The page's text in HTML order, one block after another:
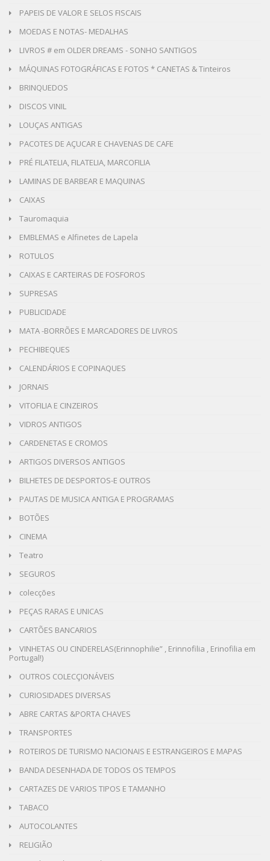
PAPEIS DE VALOR E SELOS FISCAIS
MOEDAS E NOTAS- MEDALHAS
LIVROS # em OLDER DREAMS - SONHO SANTIGOS
MÁQUINAS FOTOGRÁFICAS E FOTOS * CANETAS & Tinteiros
BRINQUEDOS
DISCOS VINIL
LOUÇAS ANTIGAS
PACOTES DE AÇUCAR E CHAVENAS DE CAFE
PRÉ FILATELIA, FILATELIA, MARCOFILIA
LAMINAS DE BARBEAR E MAQUINAS
CAIXAS
Tauromaquia
EMBLEMAS e Alfinetes de Lapela
ROTULOS
CAIXAS E CARTEIRAS DE FOSFOROS
SUPRESAS
PUBLICIDADE
MATA -BORRÕES E MARCADORES DE LIVROS
PECHIBEQUES
CALENDÁRIOS E COPINAQUES
JORNAIS
VITOFILIA E CINZEIROS
VIDROS ANTIGOS
CARDENETAS E CROMOS
ARTIGOS DIVERSOS ANTIGOS
BILHETES DE DESPORTOS-E OUTROS
PAUTAS DE MUSICA ANTIGA E PROGRAMAS
BOTÕES
CINEMA
Teatro
SEGUROS
colecções
PEÇAS RARAS E UNICAS
CARTÕES BANCARIOS
VINHETAS OU CINDERELAS(Erinnophilie” , Erinnofilia , Erinofilia em
Portugal!)
OUTROS COLECÇIONÁVEIS
CURIOSIDADES DIVERSAS
ABRE CARTAS &PORTA CHAVES
TRANSPORTES
ROTEIROS DE TURISMO NACIONAIS E ESTRANGEIROS E MAPAS
BANDA DESENHADA DE TODOS OS TEMPOS
CARTAZES DE VARIOS TIPOS E TAMANHO
TABACO
AUTOCOLANTES
RELIGIÃO